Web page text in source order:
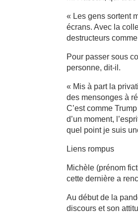
« Les gens sortent
écrans. Avec la
destructeurs
Pour passer sous
personne, dit-il.
« Mis à part la
des mensonges à
C’est comme
d’un moment,
quel point je suis
Liens rompus
Michèle (prénom
cette dernière a
Au début de la
discours et son